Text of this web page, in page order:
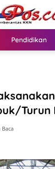
Pendidikan
Turun